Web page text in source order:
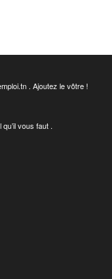
. Ajoutez le vôtre !
vous faut .